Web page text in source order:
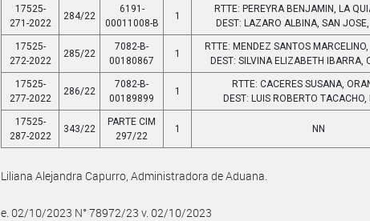
17525-
271-2022
284/22
6191-
00011008-B
1
RTTE: PEREYRA BENJAMIN, LA
DEST: LAZARO ALBINA, SAN
17525-
272-2022
285/22
7082-B-
00180867
1
RTTE: MENDEZ SANTOS
DEST: SILVINA ELIZABETH IBARRA,
17525-
277-2022
286/22
7082-B-
00189899
1
RTTE: CACERES SUSANA,
DEST: LUIS ROBERTO
17525-
287-2022
343/22
PARTE CIM
297/22
1 NN
Liliana Alejandra Capurro, Administradora de Aduana.
e. 02/10/2023 N° 78972/23 v. 02/10/2023